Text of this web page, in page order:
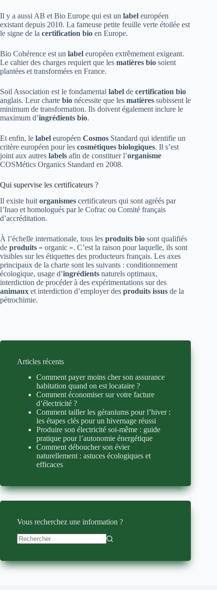
Il y a aussi AB et Bio Europe qui est un label européen
existant depuis 2010. La fameuse petite feuille verte étoilée est
le signe de la certification bio en Europe.
Bio Cohérence est un label européen extrêmement exigeant.
Le cahier des charges requiert que les matières bio soient
plantées et transformées en France.
Soil Association est le fondamental label de certification bio
anglais. Leur charte bio nécessite que les matières subissent le
minimum de transformation. Ils doivent également inclure le
maximum d’ingrédients bio.
Et enfin, le label européen Cosmos Standard qui identifie un
critère européen pour les cosmétiques biologiques. Il s’est
joint aux autres labels afin de constituer l’organisme
COSMétics Organics Standard en 2008.
Qui supervise les certificateurs ?
Il existe huit organismes certificateurs qui sont agréés par
l’Inao et homologués par le Cofrac ou Comité français
d’accréditation.
À l’échelle internationale, tous les produits bio sont qualifiés
de produits « organic ». C’est la raison pour laquelle, ils sont
visibles sur les étiquettes des producteurs français. Les axes
principaux de la charte sont les suivants : conditionnement
écologique, usage d’ingrédients naturels optimaux,
interdiction de procéder à des expérimentations sur des
animaux et interdiction d’employer des produits issus de la
pétrochimie.
Articles récents
Comment payer moins cher son assurance
habitation quand on est locataire ?
Comment économiser sur votre facture
d’électricité ?
Comment tailler les géraniums pour l’hiver :
les étapes clés pour un hivernage réussi
Produire son électricité soi-même : guide
pratique pour l’autonomie énergétique
Comment déboucher son évier
naturellement : astuces écologiques et
efficaces
Vous recherchez une information ?